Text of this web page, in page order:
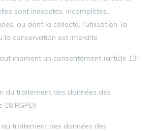
sont inexactes, incomplètes,
ou dont la collecte, l’utilisation, la
la conservation est interdite
moment un consentement (article 13-
du traitement des données des
RGPD)
traitement des données des